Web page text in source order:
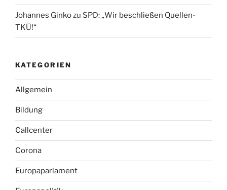
Johannes Ginkozu SPD: „Wir beschließen Quellen-
TKÜ!“
KATEGORIEN
Allgemein
Bildung
Callcenter
Corona
Europaparlament